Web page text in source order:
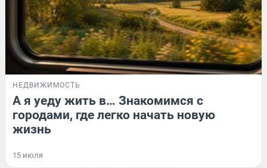
НЕДВИЖИМОСТЬ
А я уеду жить в… Знакомимся с
городами, где легко начать новую
жизнь
15 июля